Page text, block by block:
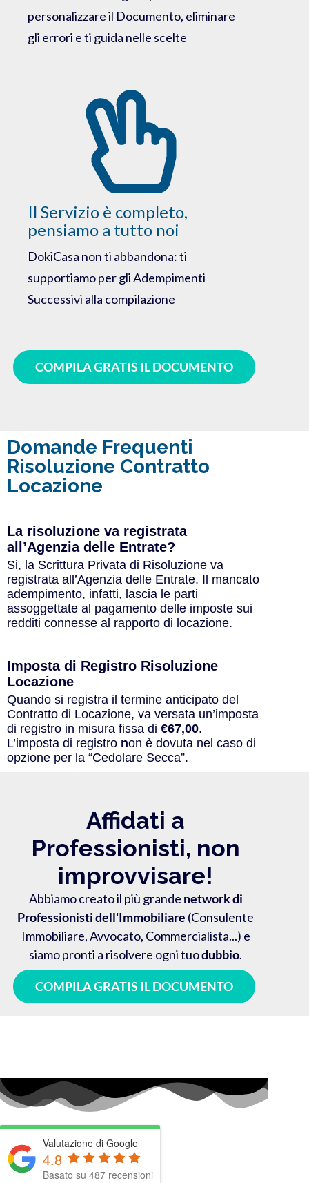
personalizzare il Documento, eliminare
gli errori e ti guida nelle scelte
Il Servizio è completo,
pensiamo a tutto noi
DokiCasa non ti abbandona: ti
supportiamo per gli Adempimenti
Successivi alla compilazione
COMPILA GRATIS IL DOCUMENTO
Domande Frequenti
Risoluzione Contratto
Locazione
La risoluzione va registrata
all’Agenzia delle Entrate?
Si, la Scrittura Privata di Risoluzione va
registrata all’Agenzia delle Entrate. Il mancato
adempimento, infatti, lascia le parti
assoggettate al pagamento delle imposte sui
redditi connesse al rapporto di locazione.
Imposta di Registro Risoluzione
Locazione
Quando si registra il termine anticipato del
Contratto di Locazione, va versata un’imposta
di registro in misura fissa di €67,00.
L’imposta di registro non è dovuta nel caso di
opzione per la “Cedolare Secca”.
Affidati a
Professionisti, non
improvvisare!
Abbiamo creato il più grande network di
Professionisti dell'Immobiliare (Consulente
Immobiliare, Avvocato, Commercialista...) e
siamo pronti a risolvere ogni tuodubbio.
COMPILA GRATIS IL DOCUMENTO
Valutazione di Google
4.8
Basato su 487 recensioni